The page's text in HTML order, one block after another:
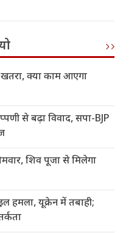
खतरा, क्या काम आएगा
से बढ़ा विवाद, सपा-BJP
शिव पूजा से मिलेगा
हमला, यूक्रेन में तबाही;